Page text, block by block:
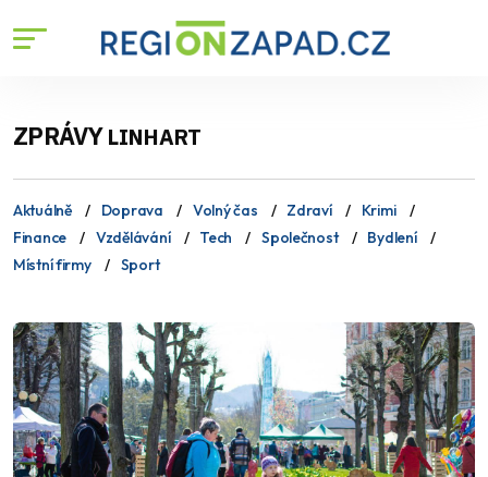
ZPRÁVYLINHART
Aktuálně Doprava Volný čas Zdraví
Krimi
Finance
Vzdělávání Tech Společnost
Bydlení
Místní firmy
Sport